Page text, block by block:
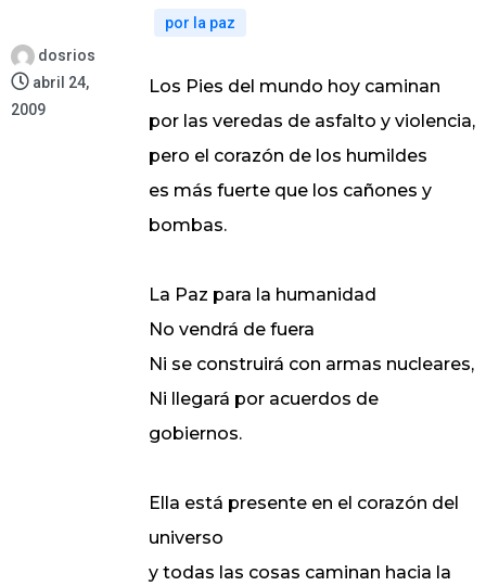
dosrios
abril 24,
2009
por la paz
Los Pies del mundo hoy caminan
por las veredas de asfalto y violencia,
pero el corazón de los humildes
es más fuerte que los cañones y
bombas.
La Paz para la humanidad
No vendrá de fuera
Ni se construirá con armas nucleares,
Ni llegará por acuerdos de
gobiernos.
Ella está presente en el corazón del
universo
y todas las cosas caminan hacia la